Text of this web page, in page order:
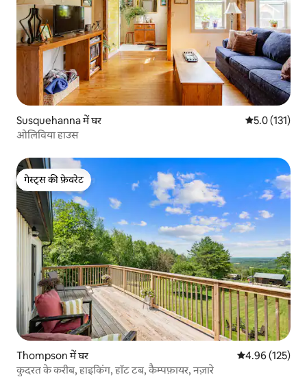
Susquehanna में घर औसत रेटिंग 5 में
5.0 (131)
ओलिविया हाउस
गेस्ट्स की फ़ेवरेट
गेस्ट्स की फ़ेवरेट
Thompson में घर औसत रेटिंग 5 में से
4.96 (125)
कुदरत के करीब, हाइकिंग, हॉट टब, कैम्पफ़ायर, नज़ारे